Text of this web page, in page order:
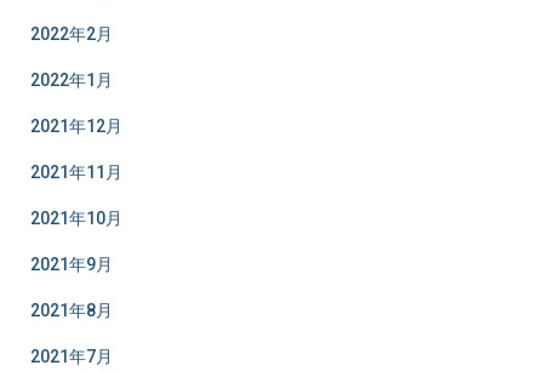
2022年2月
2022年1月
2021年12月
2021年11月
2021年10月
2021年9月
2021年8月
2021年7月